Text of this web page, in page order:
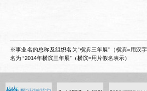
※事业名的总称及组织名为“横滨三年展”（横滨=用汉
名为 “2014年横滨三年展”（横滨=用片假名表示）